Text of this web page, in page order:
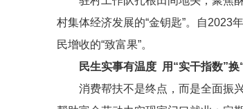
村集体经济发展的“金钥匙”。自2023
民增收的“致富果”。
民生实事有温度 用“实干指数”换
消费帮扶不是终点，而是全面振